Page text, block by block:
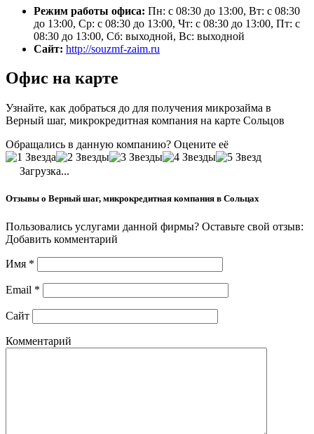
Режим работы офиса: Пн: с 08:30 до 13:00, Вт: с 08:30
до 13:00, Ср: с 08:30 до 13:00, Чт: с 08:30 до 13:00, Пт: с
08:30 до 13:00, Сб: выходной, Вс: выходной
Сайт: http://souzmf-zaim.ru
Офис на карте
Узнайте, как добраться до для получения микрозайма в
Верный шаг, микрокредитная компания на карте Сольцов
Обращались в данную компанию? Оцените её
Загрузка...
Отзывы о Верный шаг, микрокредитная компания в Сольцах
Пользовались услугами данной фирмы? Оставьте свой отзыв:
Добавить комментарий
Имя *
Email *
Сайт
Комментарий